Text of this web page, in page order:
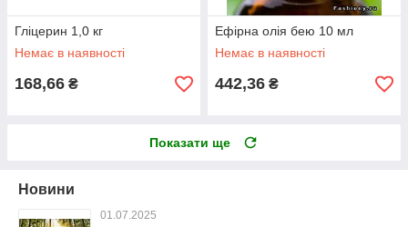
Гліцерин 1,0 кг
Немає в наявності
168,66 ₴
Ефірна олія бею 10 мл
Немає в наявності
442,36 ₴
Показати ще
Новини
01.07.2025